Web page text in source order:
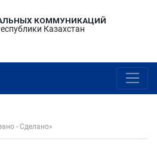
КОММУНИКАЦИЙ
Казахстан
- Сделано»